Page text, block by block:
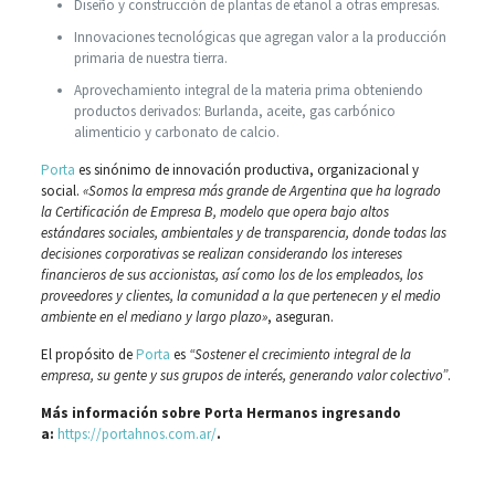
Diseño y construcción de plantas de etanol a otras empresas.
Innovaciones tecnológicas que agregan valor a la producción
primaria de nuestra tierra.
Aprovechamiento integral de la materia prima obteniendo
productos derivados: Burlanda, aceite, gas carbónico
alimenticio y carbonato de calcio.
Porta es sinónimo de innovación productiva, organizacional y
social. «Somos la empresa más grande de Argentina que ha logrado
la Certificación de Empresa B, modelo que opera bajo altos
estándares sociales, ambientales y de transparencia, donde todas las
decisiones corporativas se realizan considerando los intereses
financieros de sus accionistas, así como los de los empleados, los
proveedores y clientes, la comunidad a la que pertenecen y el medio
ambiente en el mediano y largo plazo», aseguran.
El propósito dePorta es “Sostener el crecimiento integral de la
empresa, su gente y sus grupos de interés, generando valor colectivo”.
Más información sobre Porta Hermanos ingresando
a: https://portahnos.com.ar/.